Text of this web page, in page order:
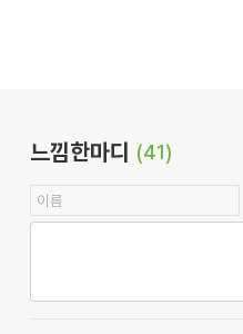
느낌한마디 (41)